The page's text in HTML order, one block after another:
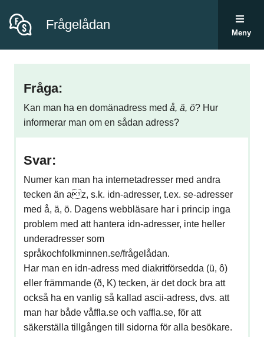
Frågelådan
Meny
Fråga:
Kan man ha en domänadress med å, ä, ö? Hur
informerar man om en sådan adress?
Svar:
Numer kan man ha internetadresser med andra
tecken än az, s.k. idn-adresser, t.ex. se-adresser
med å, ä, ö. Dagens webbläsare har i princip inga
problem med att hantera idn-adresser, inte heller
underadresser som
språkochfolkminnen.se/frågelådan.
Har man en idn-adress med diakritförsedda (ü, ô)
eller främmande (ð, K) tecken, är det dock bra att
också ha en vanlig så kallad ascii-adress, dvs. att
man har både våffla.se och vaffla.se, för att
säkerställa tillgången till sidorna för alla besökare.